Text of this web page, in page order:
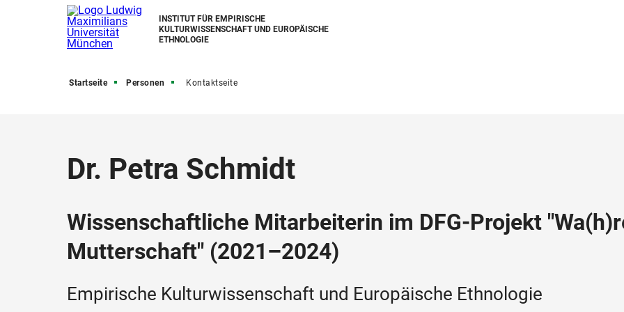
INSTITUT FÜR EMPIRISCHE
KULTURWISSENSCHAFT UND EUROPÄISCHE
ETHNOLOGIE
Startseite Personen Kontaktseite
Dr. Petra Schmidt
Wissenschaftliche Mitarbeiterin im DFG-Projekt
Mutterschaft" (2021–2024)
Empirische Kulturwissenschaft und Europäische Ethnologie